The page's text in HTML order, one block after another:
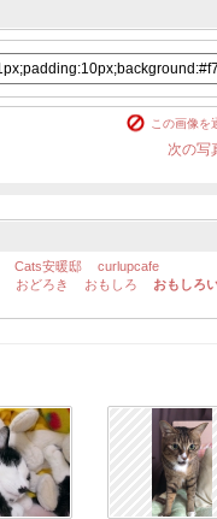
この画像を
次の写
Cats安暖邸
curlupcafe
おどろき おもしろ
おもしろ